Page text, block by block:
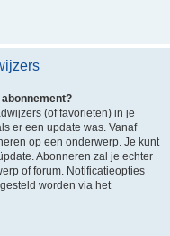
(of favorieten) in je
er een update was. Vanaf
op een onderwerp. Je kunt
Abonneren zal je echter
of forum. Notificatieopties
worden via het